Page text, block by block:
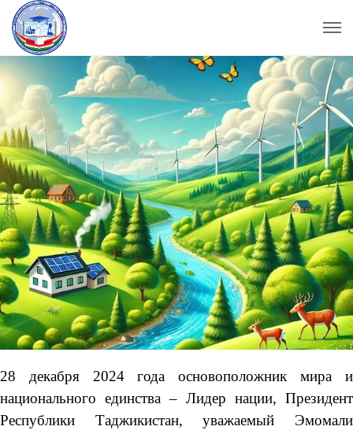
28 декабря 2024 года основоположник мира и
национального единства – Лидер нации, Президент
Республики Таджикистан, уважаемый Эмомали